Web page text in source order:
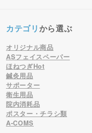
カテゴリから選ぶ
オリジナル商品
ASフェイスペーパー
ほねつぎHot
鍼灸用品
サポーター
衛生用品
院内消耗品
ポスター・チラシ類
A-COMS